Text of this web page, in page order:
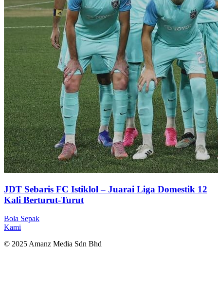
JDT Sebaris FC Istiklol – Juarai Liga Domestik 12
Kali Berturut-Turut
Bola Sepak
Kami
© 2025 Amanz Media Sdn Bhd